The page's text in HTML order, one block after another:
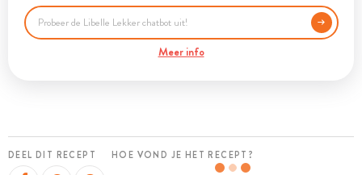
Meer info
DEEL DIT RECEPT HOE VOND JE HET RECEPT?